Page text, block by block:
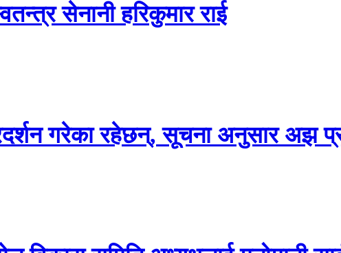
सेनानी हरिकुमार राई
गरेका रहेछन्, सूचना अनुसार अझ